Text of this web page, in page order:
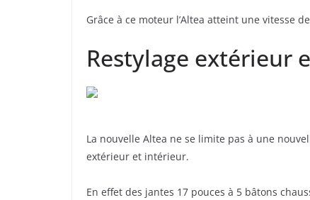
Grâce à ce moteur l’Altea atteint une vitesse
Restylage extérieur
La nouvelle Altea ne se limite pas à une
extérieur et intérieur.
En effet des jantes 17 pouces à 5 bâtons